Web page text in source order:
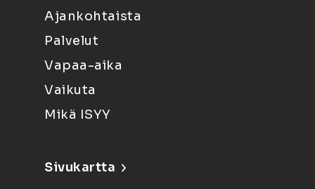
Ajankohtaista
Palvelut
Vapaa-aika
Vaikuta
Mikä ISYY
Sivukartta